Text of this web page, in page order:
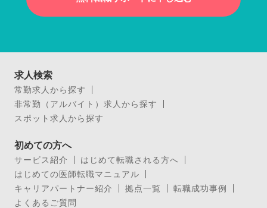
求人検索
常勤求人から探す
非常勤（アルバイト）求人から探す
スポット求人から探す
初めての方へ
サービス紹介
はじめて転職される方へ
はじめての医師転職マニュアル
キャリアパートナー紹介
拠点一覧
転職成功事例
よくあるご質問